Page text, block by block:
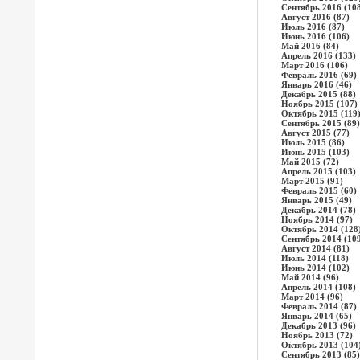
Сентябрь 2016
Август 2016 (87)
Июль 2016 (87)
Июнь 2016 (106)
Май 2016 (84)
Апрель 2016 (133)
Март 2016 (106)
Февраль 2016 (69)
Январь 2016 (46)
Декабрь 2015 (88)
Ноябрь 2015 (107)
Октябрь 2015 (119)
Сентябрь 2015 (89)
Август 2015 (77)
Июль 2015 (86)
Июнь 2015 (103)
Май 2015 (72)
Апрель 2015 (103)
Март 2015 (91)
Февраль 2015 (60)
Январь 2015 (49)
Декабрь 2014 (78)
Ноябрь 2014 (97)
Октябрь 2014
Сентябрь 2014
Август 2014 (81)
Июль 2014 (118)
Июнь 2014 (102)
Май 2014 (96)
Апрель 2014 (108)
Март 2014 (96)
Февраль 2014 (87)
Январь 2014 (65)
Декабрь 2013 (96)
Ноябрь 2013 (72)
Октябрь 2013
Сентябрь 2013 (85)